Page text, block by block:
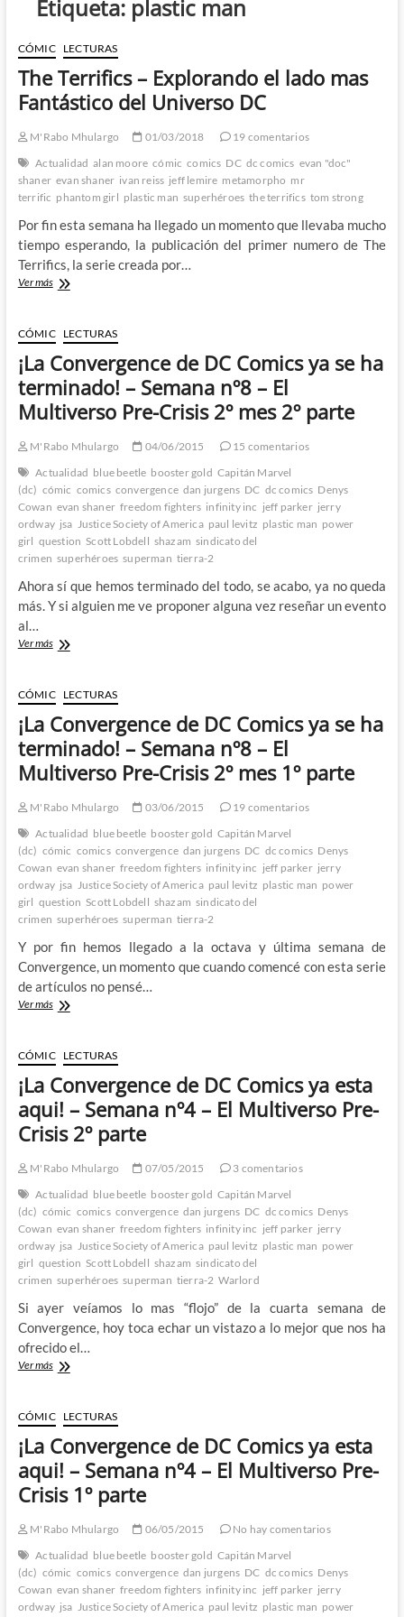
Etiqueta: plastic man
CÓMIC LECTURAS
The Terrifics – Explorando el lado mas
Fantástico del Universo DC
M'Rabo Mhulargo 01/03/2018
19 comentarios
Actualidad alan moore cómic comics DC dc comics evan "doc"
shaner evan shaner ivan reiss jeff lemire metamorpho mr
terrific phantom girl plastic man superhéroes the terrifics tom strong
Por fin esta semana ha llegado un momento que llevaba mucho
tiempo esperando, la publicación del primer numero de The
Terrifics, la serie creada por…
Ver másThe
Explorando
el
lado
mas
Fantástico
del
DC
CÓMIC LECTURAS
¡La Convergence de DC Comics ya se ha
terminado! – Semana nº8 – El
Multiverso Pre-Crisis 2º mes 2º parte
M'Rabo Mhulargo 04/06/2015
15 comentarios
Actualidad blue beetle booster gold Capitán Marvel
(dc) cómic comics convergence dan jurgens DC dc comics Denys
Cowan evan shaner freedom fighters infinity inc jeff parker jerry
ordway jsa Justice Society of America paul levitz plastic man power
girl question Scott Lobdell shazam sindicato del
crimen superhéroes superman tierra-2
Ahora sí que hemos terminado del todo, se acabo, ya no queda
más. Y si alguien me ve proponer alguna vez reseñar un evento
al…
Ver más¡La
DC
Comics
ya
ha
terminado!
Semana
–
El
Multiverso
Pre-
Crisis
2º
2º
parte
CÓMIC LECTURAS
¡La Convergence de DC Comics ya se ha
terminado! – Semana nº8 – El
Multiverso Pre-Crisis 2º mes 1º parte
M'Rabo Mhulargo 03/06/2015
19 comentarios
Actualidad blue beetle booster gold Capitán Marvel
(dc) cómic comics convergence dan jurgens DC dc comics Denys
Cowan evan shaner freedom fighters infinity inc jeff parker jerry
ordway jsa Justice Society of America paul levitz plastic man power
girl question Scott Lobdell shazam sindicato del
crimen superhéroes superman tierra-2
Y por fin hemos llegado a la octava y última semana de
Convergence, un momento que cuando comencé con esta serie
de artículos no pensé…
Ver más¡La
DC
Comics
ya
se
ha
terminado!
Semana
–
El
Multiverso
Pre-
Crisis
2º
1º
parte
CÓMIC LECTURAS
¡La Convergence de DC Comics ya esta
aqui! – Semana nº4 – El Multiverso Pre-
Crisis 2º parte
M'Rabo Mhulargo 07/05/2015
3 comentarios
Actualidad blue beetle booster gold Capitán Marvel
(dc) cómic comics convergence dan jurgens DC dc comics Denys
Cowan evan shaner freedom fighters infinity inc jeff parker jerry
ordway jsa Justice Society of America paul levitz plastic man power
girl question Scott Lobdell shazam sindicato del
crimen superhéroes superman tierra-2 Warlord
Si ayer veíamos lo mas “flojo” de la cuarta semana de
Convergence, hoy toca echar un vistazo a lo mejor que nos ha
ofrecido el…
Ver más¡La
DC
Comics
ya
esta
aqui!
–
nº4
El
Multiverso
Pre-
Crisis
CÓMIC LECTURAS
¡La Convergence de DC Comics ya esta
aqui! – Semana nº4 – El Multiverso Pre-
Crisis 1º parte
M'Rabo Mhulargo 06/05/2015
No hay comentarios
Actualidad blue beetle booster gold Capitán Marvel
(dc) cómic comics convergence dan jurgens DC dc comics Denys
Cowan evan shaner freedom fighters infinity inc jeff parker jerry
ordway jsa Justice Society of America paul levitz plastic man power